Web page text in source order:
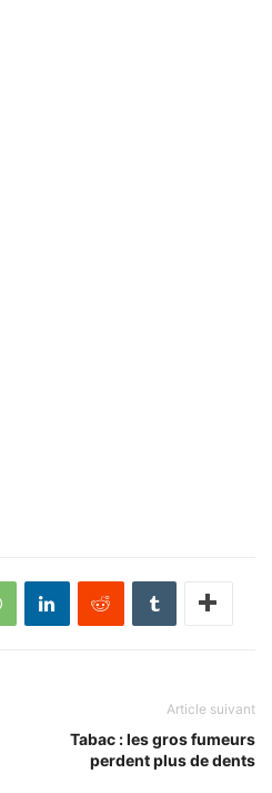
Article suivant
Tabac : les gros fumeurs
perdent plus de dents